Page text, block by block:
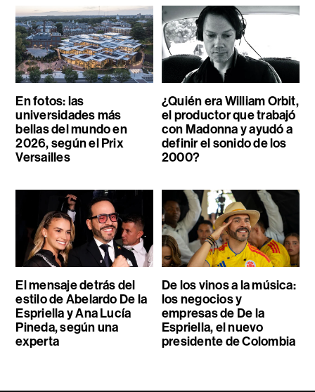
En fotos: las
universidades más
bellas del mundo en
2026, según el Prix
Versailles
¿Quién era William Orbit,
el productor que trabajó
con Madonna y ayudó a
definir el sonido de los
2000?
El mensaje detrás del
estilo de Abelardo De la
Espriella y Ana Lucía
Pineda, según una
experta
De los vinos a la música:
los negocios y
empresas de De la
Espriella, el nuevo
presidente de Colombia